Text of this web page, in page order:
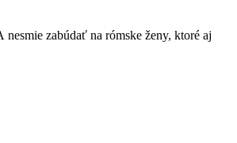
zabúdať na rómske ženy, ktoré aj